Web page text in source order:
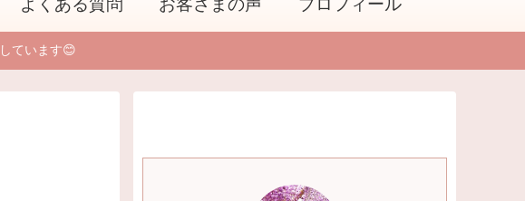
よくある質問 お客さまの声 プロフィール
ています😊